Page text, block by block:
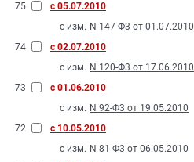
75
с 05.07.2010
с изм. N 147-Ф3 от 01.07.2010
74
с 02.07.2010
с изм. N 120-Ф3 от 17.06.2010
73
с 01.06.2010
с изм. N 92-Ф3 от 19.05.2010
72
с 10.05.2010
с изм. N 81-Ф3 от 06.05.2010